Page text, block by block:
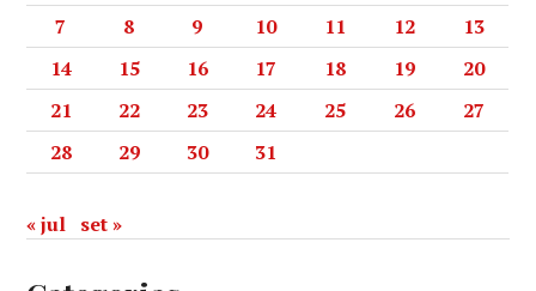
7
8 9 10 11 12
13
14
15 16 17 18 19
20
21
22 23 24 25 26
27
28
29 30 31
« jul set »